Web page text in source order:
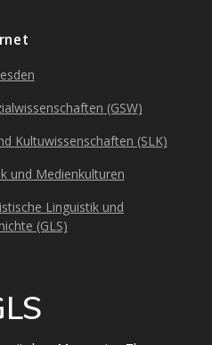
(GSW)
Kultuwissenschaften (SLK)
und Medienkulturen
Linguistik und
(GLS)